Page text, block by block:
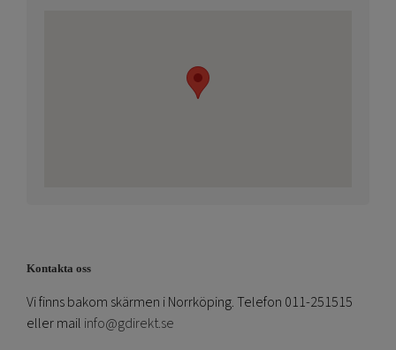
Kontakta oss
Vi finns bakom skärmen i Norrköping. Telefon 011-251515
eller mail info@gdirekt.se